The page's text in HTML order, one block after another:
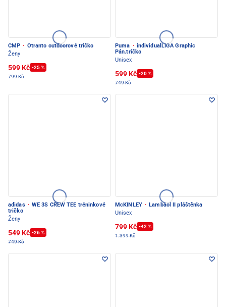
CMP · Otranto outdoorové tričko
Ženy
599 Kč -25 %
799 Kč
Puma · individualLIGA Graphic
Pán.tričko
Unisex
599 Kč -20 %
749 Kč
adidas · WE 3S CREW TEE tréninkové
tričko
Ženy
549 Kč -26 %
749 Kč
McKINLEY · Lambaol II pláštěnka
Unisex
799 Kč -42 %
1.399 Kč